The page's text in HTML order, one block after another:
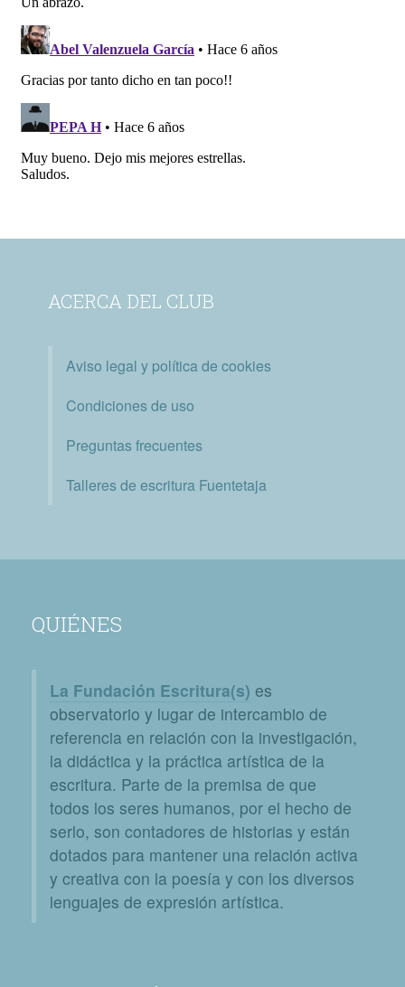
ACERCA DEL CLUB
Aviso legal y política de cookies
Condiciones de uso
Preguntas frecuentes
Talleres de escritura Fuentetaja
QUIÉNES
La Fundación Escritura(s) es
observatorio y lugar de intercambio de
referencia en relación con la investigación,
la didáctica y la práctica artística de la
escritura. Parte de la premisa de que
todos los seres humanos, por el hecho de
serlo, son contadores de historias y están
dotados para mantener una relación activa
y creativa con la poesía y con los diversos
lenguajes de expresión artística.